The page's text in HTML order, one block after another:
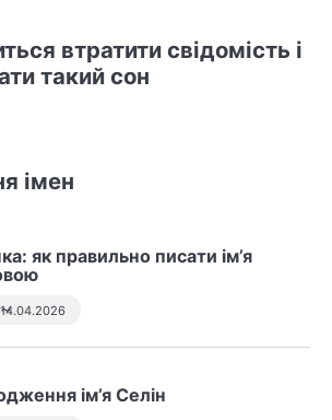
втратити свідомість і
такий сон
імен
як правильно писати ім’я
14.04.2026
ім’я Селін